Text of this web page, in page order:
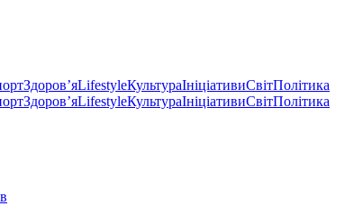
ЗдоровʼяLifestyleКультураІніціативиСвітПолітика
ЗдоровʼяLifestyleКультураІніціативиСвітПолітика